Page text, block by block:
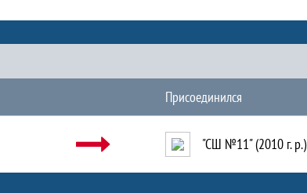
Присоединился
"СШ №11" (2010 г. р.)